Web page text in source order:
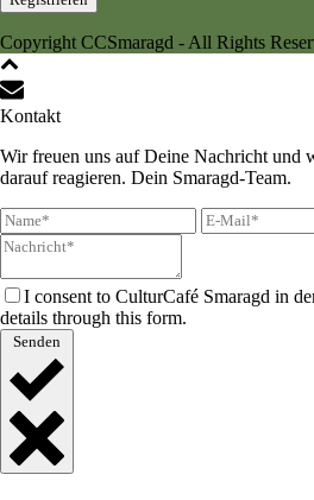
Copyright CCSmaragd - All Rights
Kontakt
Wir freuen uns auf Deine Nachricht und
darauf reagieren. Dein Smaragd-Team.
I consent to CulturCafé Smaragd in
details through this form.
Senden